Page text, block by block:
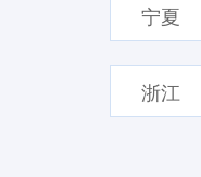
宁夏
浙江